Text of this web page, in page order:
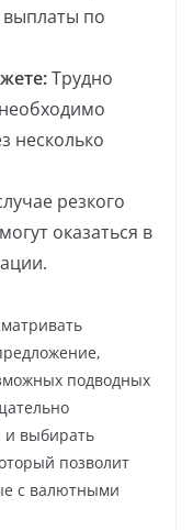
выплаты по
Трудно
несколько
резкого
оказаться в
подводных
и выбирать
позволит
с валютными